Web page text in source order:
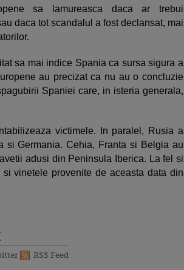
sa lamureasca daca ar trebui
daca tot scandalul a fost declansat, mai
sa mai indice Spania ca sursa sigura a
au precizat ca nu au o concluzie
Spaniei care, in isteria generala,
victimele. In paralel, Rusia a
si Germania. Cehia, Franta si Belgia au
adusi din Peninsula Iberica. La fel si
vinetele provenite de aceasta data din
RSS Feed